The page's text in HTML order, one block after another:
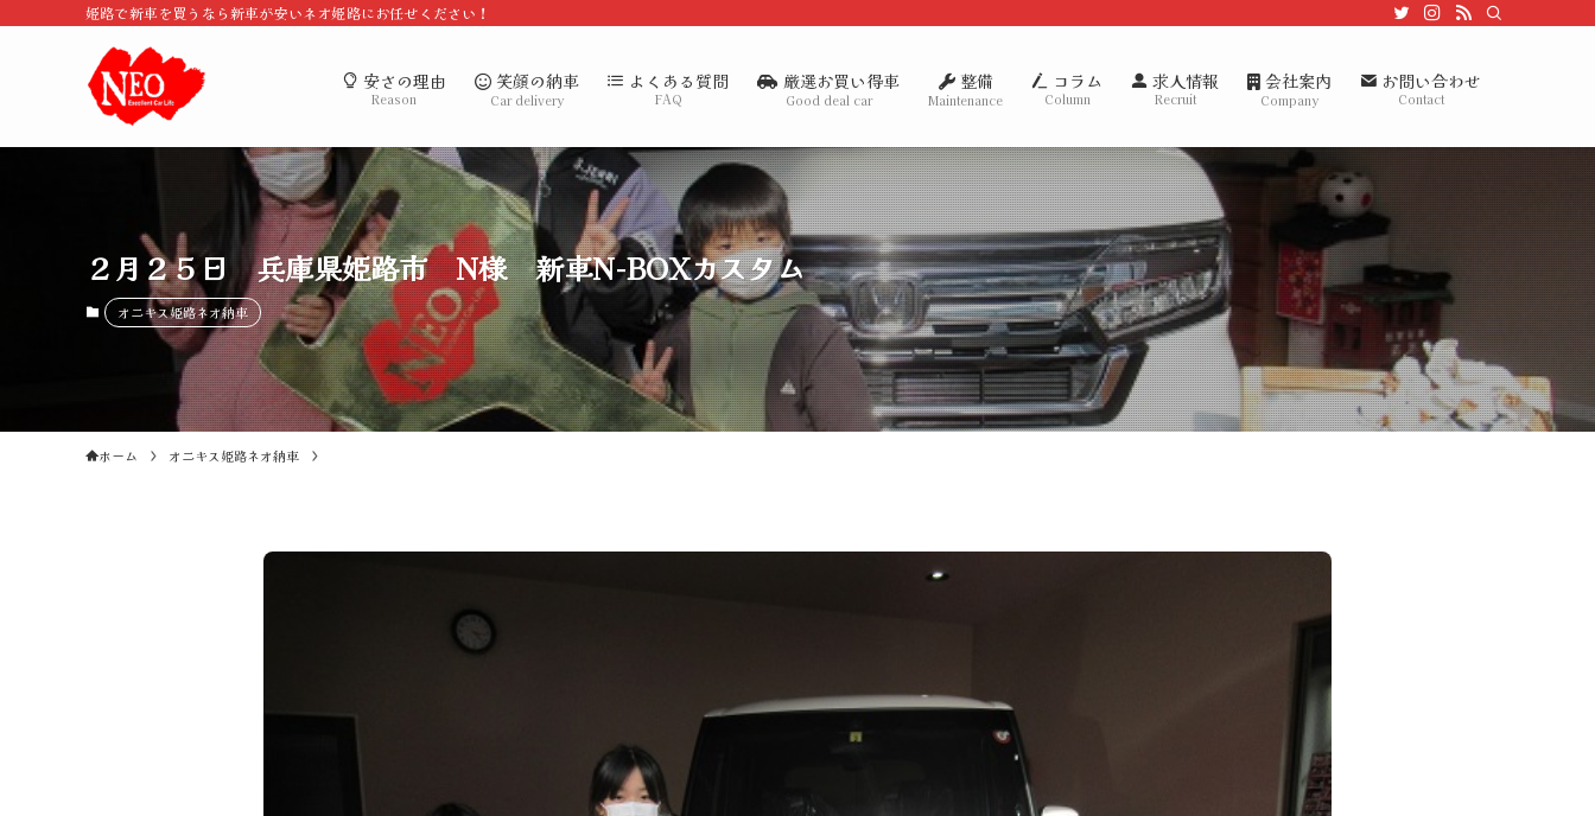
姫路で新車を買うなら新車が安いネオ姫路にお任せください！
安さの理由
Reason
笑顔の納車
Car delivery
よくある質問
FAQ
厳選お買い得車
Good deal car
整備
Maintenance
コラム
Column
求人情報
Recruit
会社案内
Company
お問い合わせ
Contact
２月２５日 兵庫県姫路市 N様 新車N-BOXカスタム
オニキス姫路ネオ納車
ホーム オニキス姫路ネオ納車